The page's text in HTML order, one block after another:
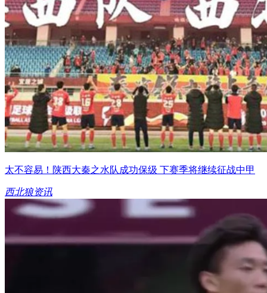
太不容易！陕西大秦之水队成功保级 下赛季将继续征战中甲
西北狼资讯